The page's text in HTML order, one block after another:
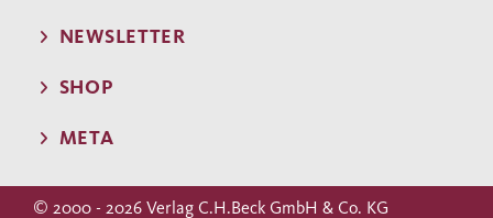
NEWSLETTER
SHOP
META
© 2000 - 2026 Verlag C.H.Beck GmbH & Co. KG